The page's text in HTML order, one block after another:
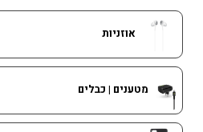
אוזניות
מטענים | כבלים